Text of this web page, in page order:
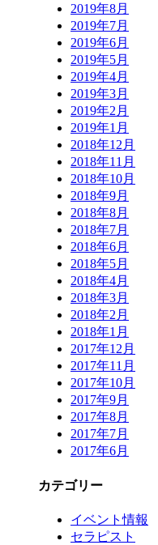
2019年8月
2019年7月
2019年6月
2019年5月
2019年4月
2019年3月
2019年2月
2019年1月
2018年12月
2018年11月
2018年10月
2018年9月
2018年8月
2018年7月
2018年6月
2018年5月
2018年4月
2018年3月
2018年2月
2018年1月
2017年12月
2017年11月
2017年10月
2017年9月
2017年8月
2017年7月
2017年6月
カテゴリー
イベント情報
セラピスト